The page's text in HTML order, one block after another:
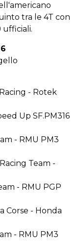
tra le 4T con
ufficiali.
- Rotek
Up SF.PM316
- RMU PM3
Team -
- RMU PGP
Corse - Honda
- RMU PM3